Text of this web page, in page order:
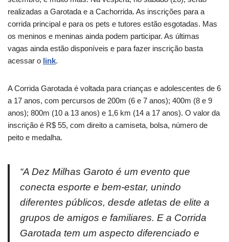
realizadas a Garotada e a Cachorrida. As inscrições para a
corrida principal e para os pets e tutores estão esgotadas. Mas
os meninos e meninas ainda podem participar. As últimas
vagas ainda estão disponíveis e para fazer inscrição basta
acessar o link.
A Corrida Garotada é voltada para crianças e adolescentes de 6
a 17 anos, com percursos de 200m (6 e 7 anos); 400m (8 e 9
anos); 800m (10 a 13 anos) e 1,6 km (14 a 17 anos). O valor da
inscrição é R$ 55, com direito a camiseta, bolsa, número de
peito e medalha.
“A Dez Milhas Garoto é um evento que
conecta esporte e bem-estar, unindo
diferentes públicos, desde atletas de elite a
grupos de amigos e familiares. E a Corrida
Garotada tem um aspecto diferenciado e